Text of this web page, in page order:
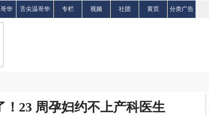
华 舌尖温哥华 专栏 视频 社团 黄页 分类广告
！23 周孕妇约不上产科医生